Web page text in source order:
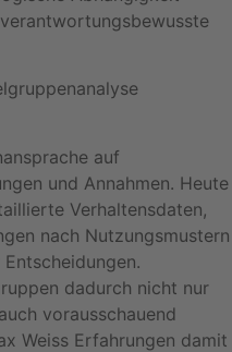
auf
und Annahmen. Heute
Verhaltensdaten,
nach Nutzungsmustern
dadurch nicht nur
vorausschauend
Weiss Erfahrungen damit